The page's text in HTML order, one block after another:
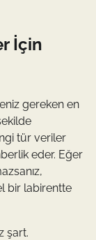
İçin
gereken en
tür veriler
eder. Eğer
bir labirentte
şart.